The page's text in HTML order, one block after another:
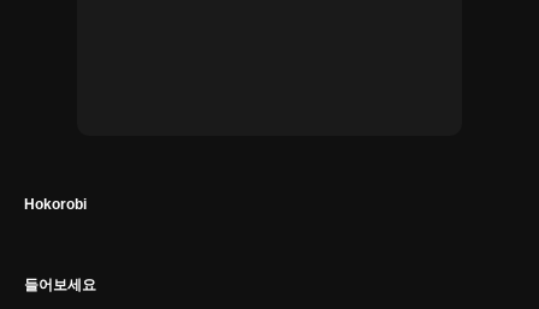
Hokorobi
들어보세요